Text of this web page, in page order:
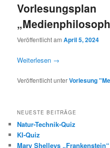
Vorlesungsplan
Veröffentlicht amApril 5, 2024
Weiterlesen →
Veröffentlicht unterVorlesung
NEUESTE BEITRÄGE
Natur-Technik-Quiz
KI-Quiz
Mary Shelleys „Frankenstein“